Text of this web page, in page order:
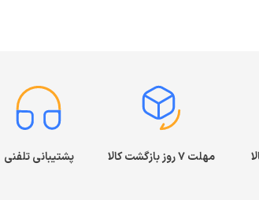
مهلت ۷ روز بازگشت کالا پشتیبانی تلفنی